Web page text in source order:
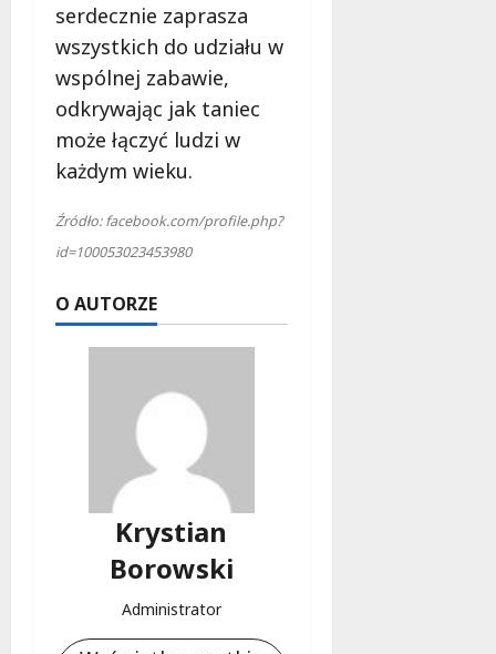
serdecznie zaprasza
wszystkich do udziału w
wspólnej zabawie,
odkrywając jak taniec
może łączyć ludzi w
każdym wieku.
Źródło: facebook.com/profile.php?
id=100053023453980
O AUTORZE
Krystian
Borowski
Administrator